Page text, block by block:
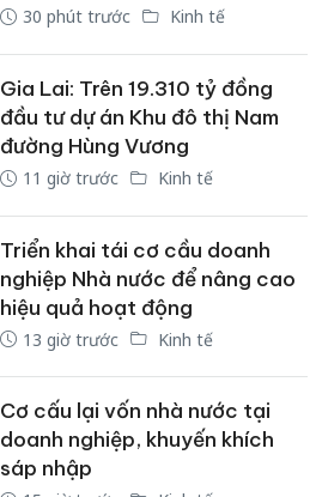
30 phút trước Kinh tế
Gia Lai: Trên 19.310 tỷ đồng
đầu tư dự án Khu đô thị Nam
đường Hùng Vương
11 giờ trước Kinh tế
Triển khai tái cơ cầu doanh
nghiệp Nhà nước để nâng cao
hiệu quả hoạt động
13 giờ trước Kinh tế
Cơ cấu lại vốn nhà nước tại
doanh nghiệp, khuyến khích
sáp nhập